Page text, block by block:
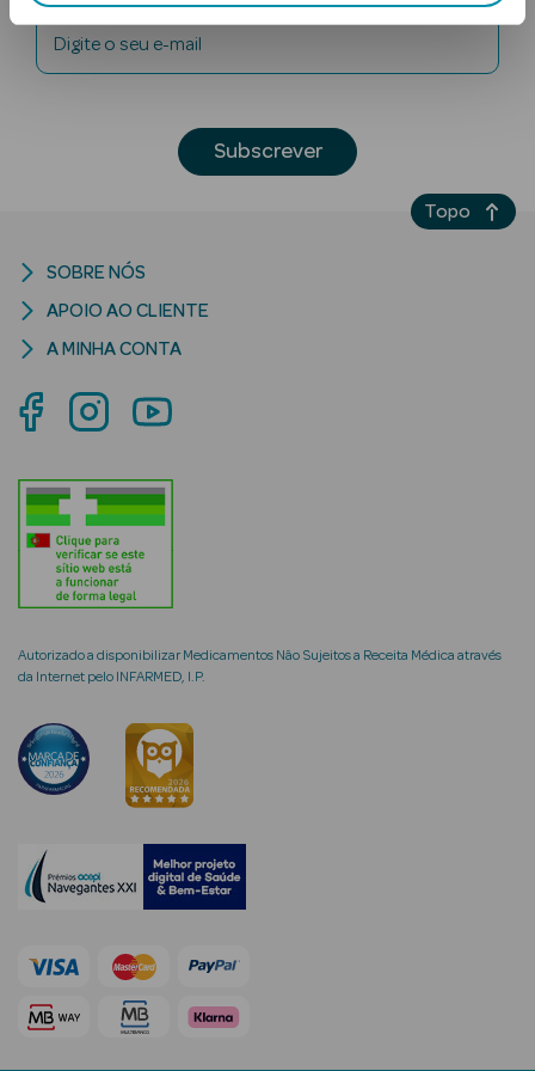
Corpo
Rosto
Lábios
Criança
Rosto e
Ver Tudo
Cosmética
Rosto
Hidratantes
Séruns Faciais
Creme de Olhos
Anti-
Digite o seu e-mail
Subscrever
Autorizado a disponibilizar Medicamentos Não Sujeitos a Receita Médica através
da Internet pelo INFARMED, I.P.
SOBRE NÓS
APOIO AO CLIENTE
A MINHA CONTA
Topo